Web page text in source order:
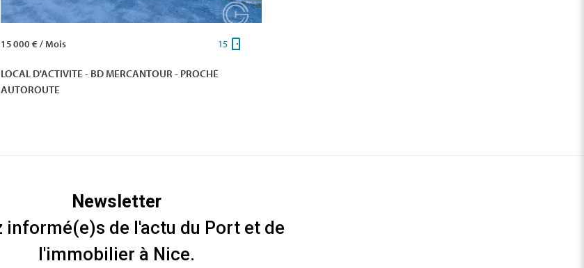
15 000 € / Mois 15
LOCAL D'ACTIVITE - BD MERCANTOUR - PROCHE
AUTOROUTE